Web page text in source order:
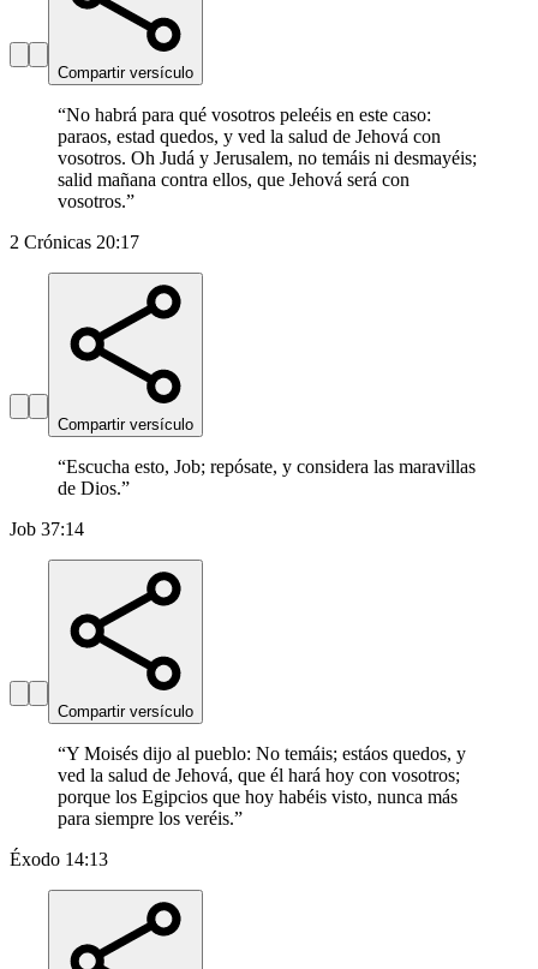
Compartir versículo
“No habrá para qué vosotros peleéis en este caso:
paraos, estad quedos, y ved la salud de Jehová con
vosotros. Oh Judá y Jerusalem, no temáis ni desmayéis;
salid mañana contra ellos, que Jehová será con
vosotros.”
2 Crónicas 20:17
Compartir versículo
“Escucha esto, Job; repósate, y considera las maravillas
de Dios.”
Job 37:14
Compartir versículo
“Y Moisés dijo al pueblo: No temáis; estáos quedos, y
ved la salud de Jehová, que él hará hoy con vosotros;
porque los Egipcios que hoy habéis visto, nunca más
para siempre los veréis.”
Éxodo 14:13